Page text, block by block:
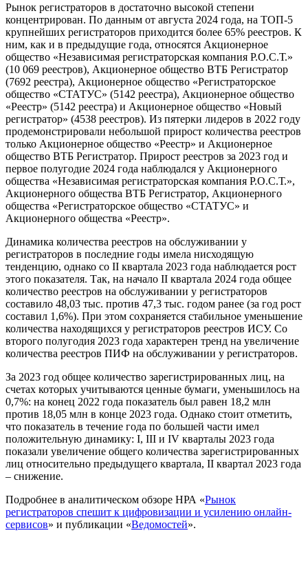
Рынок регистраторов в достаточно высокой степени
концентрирован. По данным от августа 2024 года, на ТОП-5
крупнейших регистраторов приходится более 65% реестров. К
ним, как и в предыдущие года, относятся Акционерное
общество «Независимая регистраторская компания Р.О.С.Т.»
(10 069 реестров), Акционерное общество ВТБ Регистратор
(7692 реестра), Акционерное общество «Регистраторское
общество «СТАТУС» (5142 реестра), Акционерное общество
«Реестр» (5142 реестра) и Акционерное общество «Новый
регистратор» (4538 реестров). Из пятерки лидеров в 2022 году
продемонстрировали небольшой прирост количества реестров
только Акционерное общество «Реестр» и Акционерное
общество ВТБ Регистратор. Прирост реестров за 2023 год и
первое полугодие 2024 года наблюдался у Акционерного
общества «Независимая регистраторская компания Р.О.С.Т.»,
Акционерного общества ВТБ Регистратор, Акционерного
общества «Регистраторское общество «СТАТУС» и
Акционерного общества «Реестр».
Динамика количества реестров на обслуживании у
регистраторов в последние годы имела нисходящую
тенденцию, однако со II квартала 2023 года наблюдается рост
этого показателя. Так, на начало II квартала 2024 года общее
количество реестров на обслуживании у регистраторов
составило 48,03 тыс. против 47,3 тыс. годом ранее (за год рост
составил 1,6%). При этом сохраняется стабильное уменьшение
количества находящихся у регистраторов реестров ИСУ. Со
второго полугодия 2023 года характерен тренд на увеличение
количества реестров ПИФ на обслуживании у регистраторов.
За 2023 год общее количество зарегистрированных лиц, на
счетах которых учитываются ценные бумаги, уменьшилось на
0,7%: на конец 2022 года показатель был равен 18,2 млн
против 18,05 млн в конце 2023 года. Однако стоит отметить,
что показатель в течение года по большей части имел
положительную динамику: I, III и IV кварталы 2023 года
показали увеличение общего количества зарегистрированных
лиц относительно предыдущего квартала, II квартал 2023 года
– снижение.
Подробнее в аналитическом обзоре НРА «Рынок
регистраторов спешит к цифровизации и усилению онлайн-
сервисов» и публикации «Ведомостей».